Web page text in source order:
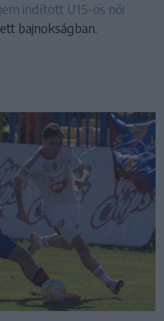
indított U15-ös női
bajnokságban.